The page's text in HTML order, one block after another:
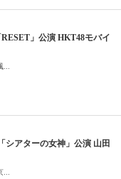
」公演 HKT48モバイ
シアターの女神」公演 山田